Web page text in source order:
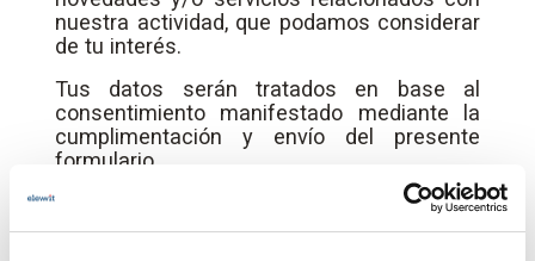
nuestra actividad, que podamos considerar
de tu interés.
Tus datos serán tratados en base al
consentimiento manifestado mediante la
cumplimentación y envío del presente
formulario.
Tus datos podrían comunicarse a otras
sociedades de Redeia (puedes consultar